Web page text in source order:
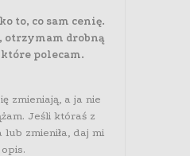
to, co sam cenię.
otrzymam drobną
polecam.
zmieniają, a ja nie
Jeśli któraś z
lub zmieniła, daj mi